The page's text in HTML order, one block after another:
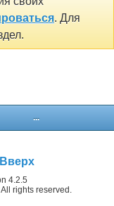
. Для
...
Вверх
4.2.5
rights reserved.